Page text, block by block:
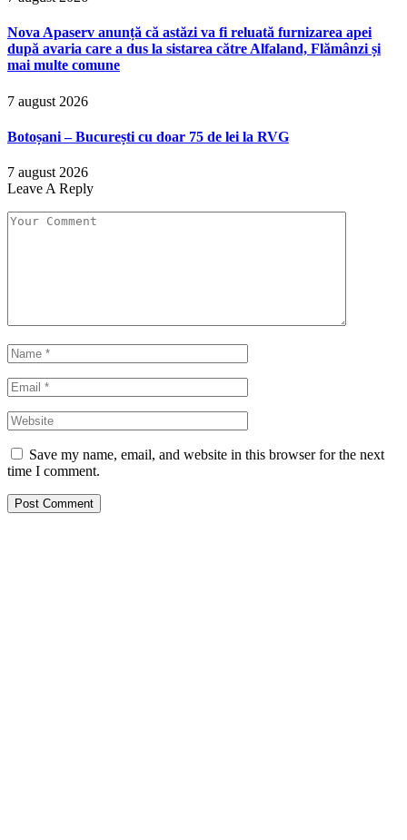
Nova Apaserv anunță că astăzi va fi reluată furnizarea apei
după avaria care a dus la sistarea către Alfaland, Flămânzi și
mai multe comune
7 august 2026
Botoșani – București cu doar 75 de lei la RVG
7 august 2026
Leave A Reply
Save my name, email, and website in this browser for the next
time I comment.